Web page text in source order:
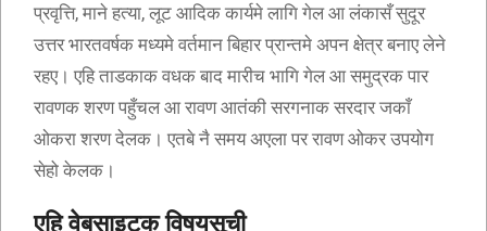
प्रवृत्ति, माने हत्या, लूट आदिक कार्यमे लागि गेल आ लंकासँ सुदूर
उत्तर भारतवर्षक मध्यमे वर्तमान बिहार प्रान्तमे अपन क्षेत्र बनाए लेने
रहए। एहि ताडकाक वधक बाद मारीच भागि गेल आ समुद्रक पार
रावणक शरण पहुँचल आ रावण आतंकी सरगनाक सरदार जकाँ
ओकरा शरण देलक। एतबे नै समय अएला पर रावण ओकर उपयोग
सेहो केलक।
एहि वेबसाइटक विषयसूची